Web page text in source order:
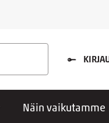
Näin vaikutamme